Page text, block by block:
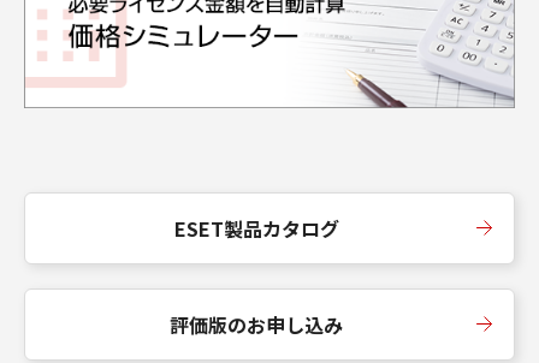
ESET製品カタログ
評価版のお申し込み